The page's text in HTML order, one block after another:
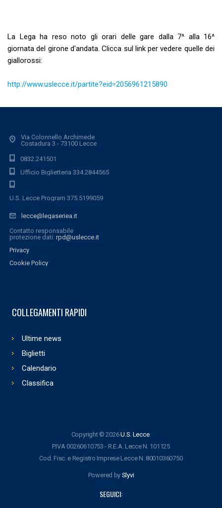
La Lega ha reso noto gli orari delle gare dalla 7^ alla 16^
giornata del girone d'andata. Clicca sul link per vedere quelle dei
giallorossi:
http://www.uslecce.it/partite?eid=2056961215890
Via Colonnello Archimede
Costadura 3 - 73100 Lecce
0832.241501
Ufficio Biglietteria 334.2844565
U.S. Lecce Program 375.5199059
lecce@legaseriea.it
Contatto responsabile
protezione dati: rpd@uslecce.it
Privacy
Cookie Policy
COLLEGAMENTI RAPIDI
Ultime news
Biglietti
Calendario
Classifica
Copyright © 2026U.S. Lecce.
P.IVA 00260610753 - R.E.A. Lecce N. 101125
Cod. Fisc. e Registro Imprese Lecce N. 80010360750
Powered by Slyvi
SEGUICI: